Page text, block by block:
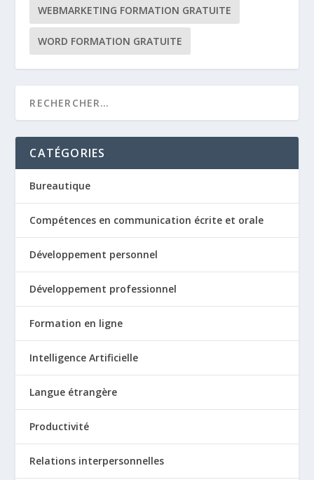
WEBMARKETING FORMATION GRATUITE
WORD FORMATION GRATUITE
CATÉGORIES
Bureautique
Compétences en communication écrite et orale
Développement personnel
Développement professionnel
Formation en ligne
Intelligence Artificielle
Langue étrangère
Productivité
Relations interpersonnelles